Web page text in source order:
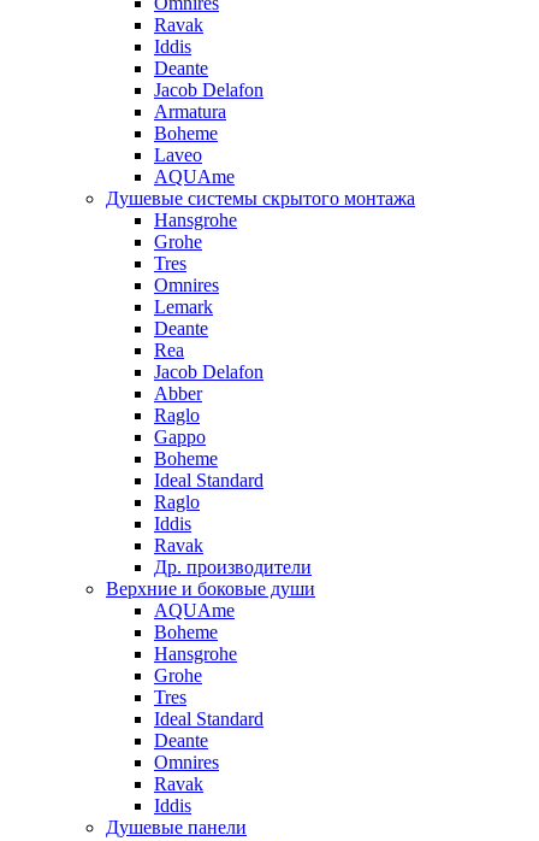
Ravak
Iddis
Deante
Jacob Delafon
Armatura
Boheme
Laveo
AQUAme
Душевые системы скрытого монтажа
Hansgrohe
Grohe
Tres
Omnires
Lemark
Deante
Rea
Jacob Delafon
Abber
Raglo
Gappo
Boheme
Ideal Standard
Raglo
Iddis
Ravak
Др. производители
Верхние и боковые души
AQUAme
Boheme
Hansgrohe
Grohe
Tres
Ideal Standard
Deante
Omnires
Ravak
Iddis
Душевые панели